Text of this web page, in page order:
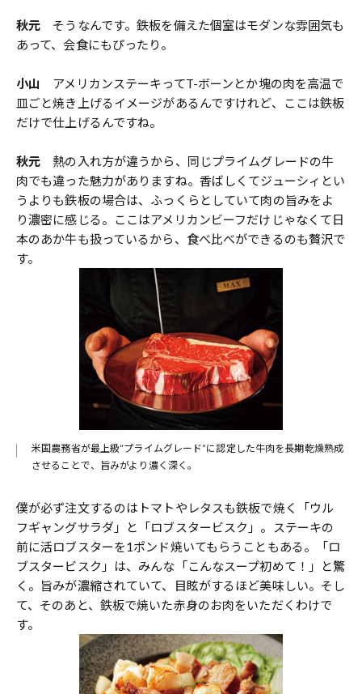
秋元 そうなんです。鉄板を備えた個室はモダンな雰囲気も
あって、会食にもぴったり。
小山
アメリカンステーキってT-ボーンとか塊の肉を高温で
皿ごと焼き上げるイメージがあるんですけれど、ここは鉄板
だけで仕上げるんですね。
秋元 熱の入れ方が違うから、同じプライムグレードの牛
肉でも違った魅力がありますね。香ばしくてジューシィとい
うよりも鉄板の場合は、ふっくらとしていて肉の旨みをよ
り濃密に感じる。ここはアメリカンビーフだけじゃなくて日
本のあか牛も扱っているから、食べ比べができるのも贅沢で
す。
米国農務省が最上級“プライムグレード”に認定した牛肉を長期乾燥熟成
させることで、旨みがより濃く深く。
僕が必ず注文するのはトマトやレタスも鉄板で焼く「ウル
フギャングサラダ」と「ロブスタービスク」。ステーキの
前に活ロブスターを1ポンド焼いてもらうこともある。「ロ
ブスタービスク」は、みんな「こんなスープ初めて！」と驚
く。旨みが濃縮されていて、目眩がするほど美味しい。そし
て、そのあと、鉄板で焼いた赤身のお肉をいただくわけで
す。